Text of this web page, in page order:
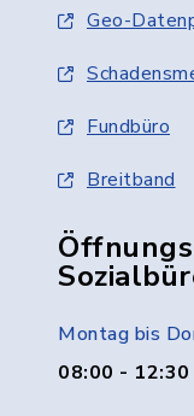
Geo-
Fundbüro
Breitband
Montag bis
08:00 - 12:30